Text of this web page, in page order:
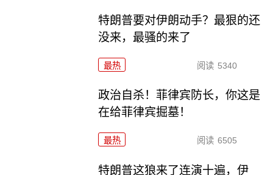
特朗普要对伊朗动手？最狠的还
没来，最骚的来了
最热 阅读 5340
政治自杀！菲律宾防长，你这是
在给菲律宾掘墓！
最热 阅读 6505
特朗普这狼来了连演十遍，伊